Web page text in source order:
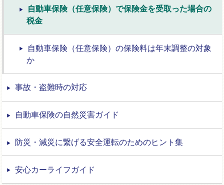
自動車保険（任意保険）で保険金を受取った場合の
税金
自動車保険（任意保険）の保険料は年末調整の対象
か
事故・盗難時の対応
自動車保険の自然災害ガイド
防災・減災に繋げる安全運転のためのヒント集
安心カーライフガイド